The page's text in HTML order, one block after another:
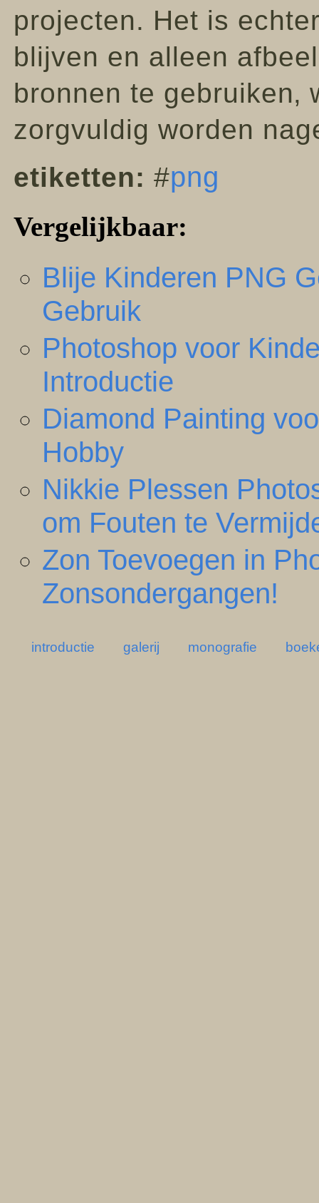
projecten. Het is
blijven en alleen
bronnen te
zorgvuldig worden
etiketten: #png
Vergelijkbaar:
Blije Kinderen PNG
Gebruik
Photoshop voor
Introductie
Diamond Painting
Hobby
Nikkie Plessen
om Fouten te
Zon Toevoegen in
Zonsondergangen!
introductie galerij monografie